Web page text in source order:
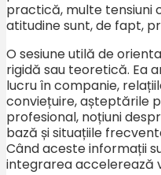
practică, multe tensiuni
atitudine sunt, de fapt,
O sesiune utilă de
rigidă sau teoretică. Ea
lucru în companie,
conviețuire, așteptările
profesional, noțiuni
bază și situațiile
Când aceste informații
integrarea accelerează